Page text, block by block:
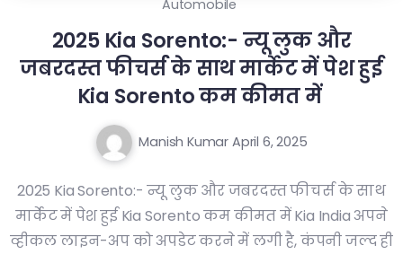
Automobile
2025 Kia Sorento:- न्यू लुक और
जबरदस्त फीचर्स के साथ मार्केट में पेश हुई
Kia Sorento कम कीमत में
Manish Kumar April 6, 2025
2025 Kia Sorento:- न्यू लुक और जबरदस्त फीचर्स के साथ
मार्केट में पेश हुई Kia Sorento कम कीमत में Kia India अपने
व्हीकल लाइन-अप को अपडेट करने में लगी है, कंपनी जल्द ही